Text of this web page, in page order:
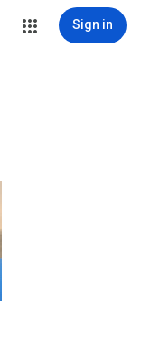
Sign in